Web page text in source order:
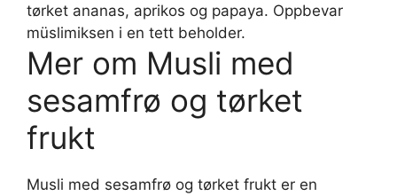
tørket ananas, aprikos og papaya. Oppbevar
müslimiksen i en tett beholder.
Mer om Musli med
sesamfrø og tørket
frukt
Musli med sesamfrø og tørket frukt er en